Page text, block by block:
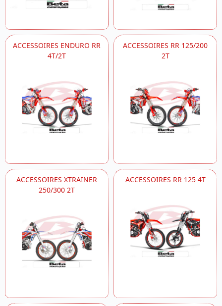
ACCESSOIRES ENDURO RR
4T/2T
ACCESSOIRES RR 125/200
2T
ACCESSOIRES XTRAINER
250/300 2T
ACCESSOIRES RR 125 4T